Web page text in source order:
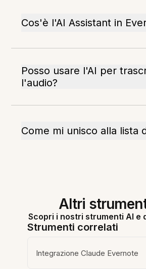
Cos'è l'AI Assistant in
Posso usare l'AI per
l'audio?
Come mi unisco alla lista
Altri
Scopri i nostri strumenti AI e
Strumenti correlati
Integrazione Claude Evernote